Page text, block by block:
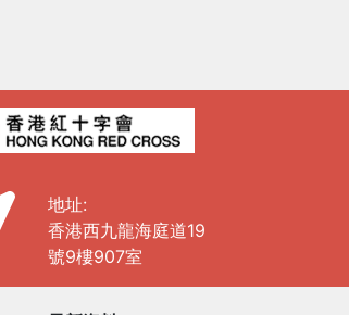
地址:
香港西九龍海庭道19
號9樓907室